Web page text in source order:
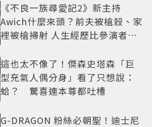
《不良一族尋愛記2》新主持
Awich什麼來頭？前夫被槍殺、家
裡被槍掃射 人生經歷比參演者還
這也太不像了！傑森史塔森「巨
型充氣人偶分身」看了只想說：
蛤？ 驚喜連本尊都吐槽
G-DRAGON 粉絲必朝聖！迪士尼